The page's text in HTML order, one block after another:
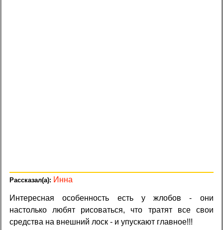
Инна
Интересная особенность есть у жлобов - они
настолько любят рисоваться, что тратят все свои
средства на внешний лоск - и упускают главное!!!